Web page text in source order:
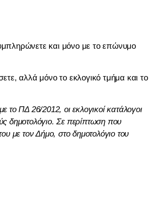
και μόνο με το επώνυμο
αλλά μόνο το εκλογικό τμήμα και το
το ΠΔ 26/2012, οι εκλογικοί κατάλογοι
δημοτολόγιο. Σε περίπτωση που
με τον Δήμο, στο δημοτολόγιο του